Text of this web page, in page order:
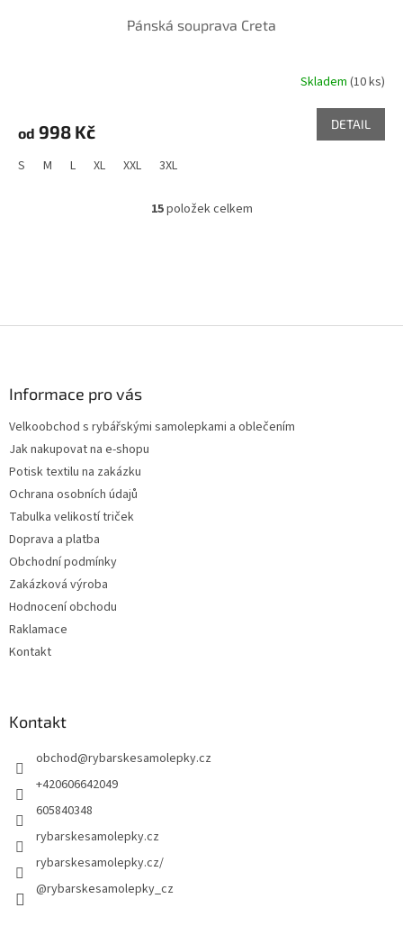
Pánská souprava Creta
Skladem (10 ks)
od 998 Kč DETAIL
S M L XL XXL 3XL
O
y
15položek celkem
Informace pro vás
Velkoobchod s rybářskými samolepkami a oblečením
Jak nakupovat na e-shopu
Potisk textilu na zakázku
Ochrana osobních údajů
Tabulka velikostí triček
Doprava a platba
Obchodní podmínky
Zakázková výroba
Hodnocení obchodu
Raklamace
Kontakt
Kontakt
obchod@rybarskesamolepky.cz
+420606642049
605840348
rybarskesamolepky.cz
rybarskesamolepky.cz/
@rybarskesamolepky_cz